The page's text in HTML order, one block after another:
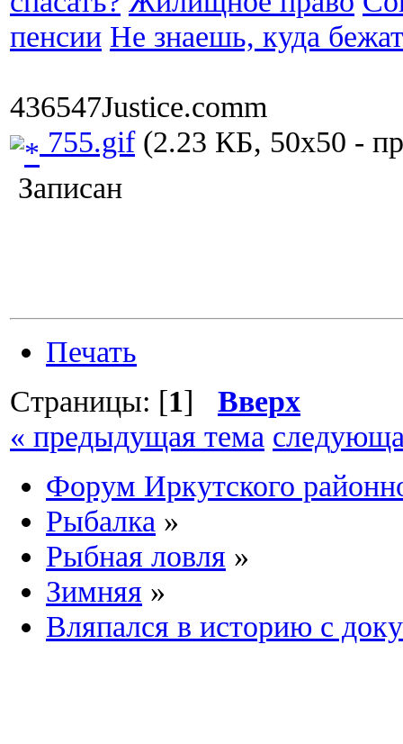
пенсии Не знаешь, куда
436547Justice.comm
755.gif(2.23 КБ, 50x50 -
Записан
Печать
Страницы: [1] Вверх
« предыдущая тема
Форум Иркутского
Рыбалка »
Рыбная ловля »
Зимняя »
Вляпался в историю с